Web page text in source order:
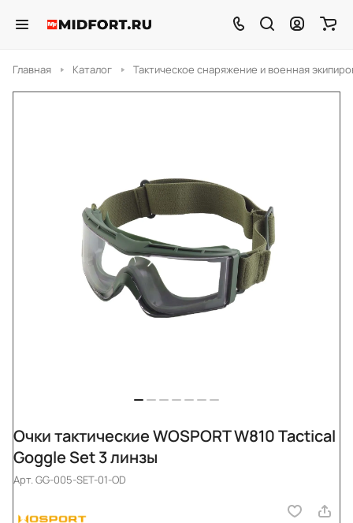
Главная Каталог Тактическое снаряжение и военная
Очки тактические WOSPORT W810 Tactical
Goggle Set 3 линзы
Арт.GG-005-SET-01-OD